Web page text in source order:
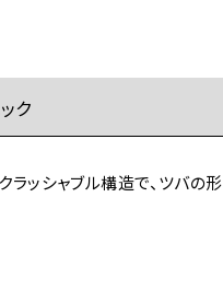
ク
ッシャブル構造で、ツバの形